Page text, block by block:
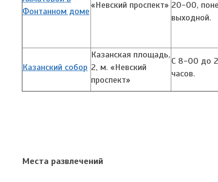
Фонтанном доме
«Невский проспект» 20-00,
выходной.
Казанский собор
Казанская площадь,
2, м. «Невский
проспект»
С 8-00 до
часов.
Места развлечений